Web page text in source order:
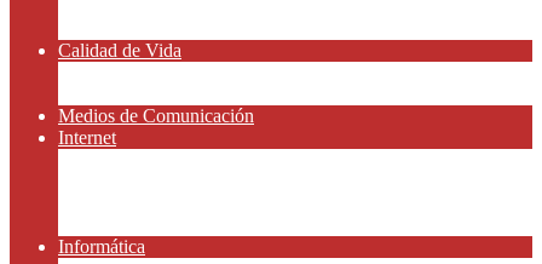
Calidad de Vida
Medios de Comunicación
Internet
Informática